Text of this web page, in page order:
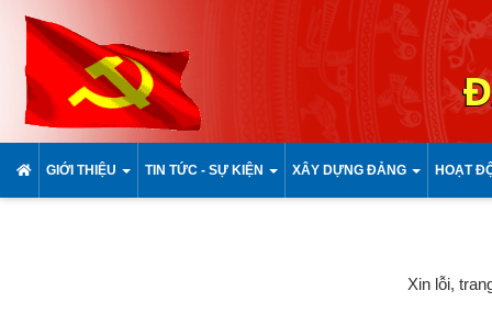
GIỚI THIỆU TIN TỨC - SỰ KIỆN XÂY DỰNG ĐẢNG HOẠT
Xin lỗi,